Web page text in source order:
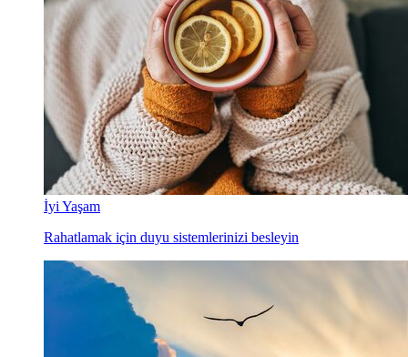
İyi Yaşam
Rahatlamak için duyu sistemlerinizi besleyin